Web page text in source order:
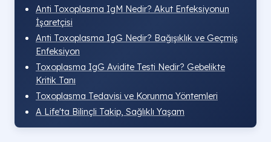
Anti Toxoplasma IgM Nedir? Akut Enfeksiyonun
İşaretçisi
Anti Toxoplasma IgG Nedir? Bağışıklık ve Geçmiş
Enfeksiyon
Toxoplasma IgG Avidite Testi Nedir? Gebelikte
Kritik Tanı
Toxoplasma Tedavisi ve Korunma Yöntemleri
A Life'ta Bilinçli Takip, Sağlıklı Yaşam